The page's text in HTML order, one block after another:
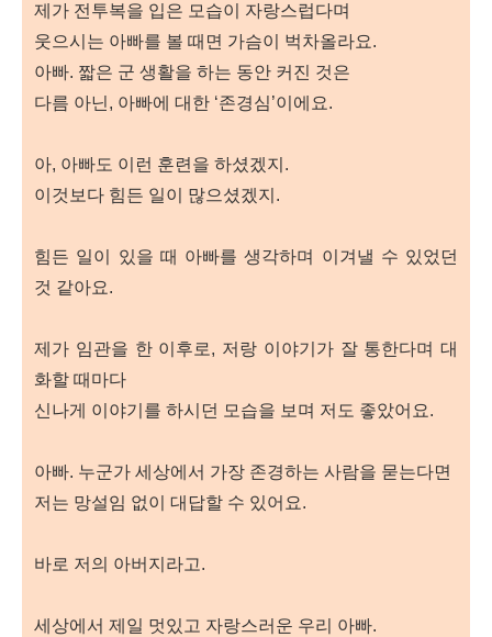
제가 전투복을 입은 모습이 자랑스럽다며
웃으시는 아빠를 볼 때면 가슴이 벅차올라요.
아빠. 짧은 군 생활을 하는 동안 커진 것은
다름 아닌, 아빠에 대한 ‘존경심’이에요.
아, 아빠도 이런 훈련을 하셨겠지.
이것보다 힘든 일이 많으셨겠지.
힘든 일이 있을 때 아빠를 생각하며 이겨낼 수 있었던
것 같아요.
제가 임관을 한 이후로, 저랑 이야기가 잘 통한다며 대
화할 때마다
신나게 이야기를 하시던 모습을 보며 저도 좋았어요.
아빠. 누군가 세상에서 가장 존경하는 사람을 묻는다면
저는 망설임 없이 대답할 수 있어요.
바로 저의 아버지라고.
세상에서 제일 멋있고 자랑스러운 우리 아빠.